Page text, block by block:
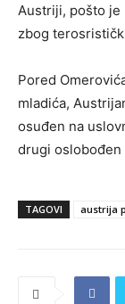
Austriji, pošto
zbog
Pored
mladića,
osuđen na
drugi oslobođen
TAGOVI austrija